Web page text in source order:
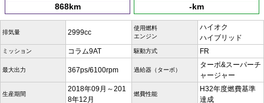
868km -km
排気量 2999cc
使用燃料
エンジン
ハイオク
ハイブリッド
ミッション コラム9AT 駆動方式 FR
最大出力 367ps/6100rpm 過給器（ターボ）
ターボ&スーパーチ
ャージャー
生産期間
2018年09月～201
8年12月
燃費性能
H32年度燃費基準
達成